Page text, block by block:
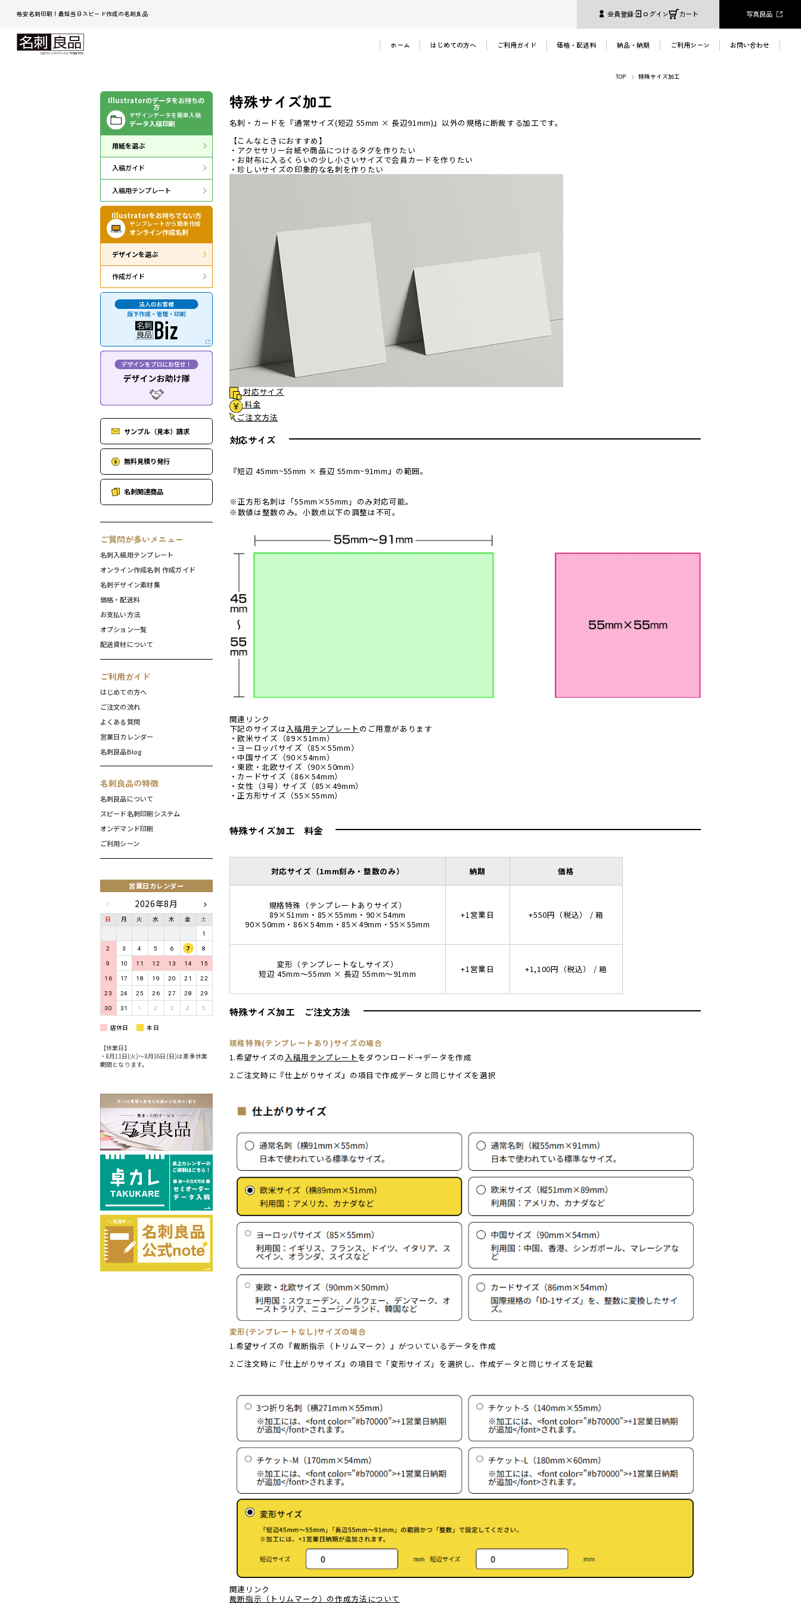
格安名刺印刷！最短当日スピード作成の名刺良品 会員登録 ログイン カート 写真良品
ホーム はじめての方へ ご利用ガイド
よくある質問
価格・配送料 納品・納期 ご利用シーン お問い合わせ
TOP 特殊サイズ加工
Illustratorのデータをお持ちの
方
デザインデータを簡単入稿
データ入稿印刷
用紙を選ぶ
入稿ガイド
入稿用テンプレート
Illustratorをお持ちでない方
テンプレートから簡単作成
オンライン作成名刺
デザインを選ぶ
作成ガイド
サンプル（見本）請求
無料見積り発行
名刺関連商品
ご質問が多いメニュー
名刺入稿用テンプレート
オンライン作成名刺 作成ガイド
名刺デザイン素材集
価格・配送料
お支払い方法
オプション一覧
配送資材について
ご利用ガイド
はじめての方へ
ご注文の流れ
よくある質問
営業日カレンダー
名刺良品Blog
名刺良品の特徴
名刺良品について
スピード名刺印刷システム
オンデマンド印刷
ご利用シーン
営業日カレンダー
2026年8月
日 月 火 水 木 金 土
1
2 3 4 5 6 7 8
9 10 11 12 13 14 15
16 17 18 19 20 21 22
23 24 25 26 27 28 29
30 31 1 2 3 4 5
店休日 本日
【休業日】
・8月11日(火)〜8月16日(日)は夏季休業
期間となります。
特殊サイズ加工
名刺・カードを『通常サイズ(短辺 55mm × 長辺91mm)』以外の規格に断裁する加工です。
【こんなときにおすすめ】
・アクセサリー台紙や商品につけるタグを作りたい
・お財布に入るくらいの少し小さいサイズで会員カードを作りたい
・珍しいサイズの印象的な名刺を作りたい
対応サイズ
料金
ご注文方法
対応サイズ
『短辺 45mm~55mm × 長辺 55mm~91mm』の範囲。
正方形名刺は「55mm×55mm」のみ対応可能。
数値は整数のみ。小数点以下の調整は不可。
関連リンク
下記のサイズは入稿用テンプレート のご用意があります
・欧米サイズ（89×51mm）
・ヨーロッパサイズ（85×55mm）
・中国サイズ（90×54mm）
・東欧・北欧サイズ（90×50mm）
・カードサイズ（86×54mm）
・女性（3号）サイズ（85×49mm）
・正方形サイズ（55×55mm）
特殊サイズ加工 料金
対応サイズ（1mm刻み・整数のみ） 納期 価格
規格特殊（テンプレートありサイズ）
89×51mm・85×55mm・90×54mm
90×50mm・86×54mm・85×49mm・55×55mm
+1営業日 +550円（税込） / 箱
変形（テンプレートなしサイズ）
短辺 45mm〜55mm × 長辺 55mm〜91mm
+1営業日 +1,100円（税込） / 箱
特殊サイズ加工 ご注文方法
規格特殊(テンプレートあり)サイズの場合
1.希望サイズの 入稿用テンプレート をダウンロード→データを作成
2.ご注文時に『仕上がりサイズ』の項目で作成データと同じサイズを選択
変形(テンプレートなし)サイズの場合
1.希望サイズの『裁断指示（トリムマーク）』がついているデータを作成
2.ご注文時に『仕上がりサイズ』の項目で「変形サイズ」を選択し、作成データと同じサイズを記載
関連リンク
裁断指示（トリムマーク）の作成方法について